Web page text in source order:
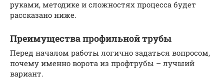
руками, методике и сложностях процесса будет
рассказано ниже.
Преимущества профильной трубы
Перед началом работы логично задаться вопросом,
почему именно ворота из профтрубы – лучший
вариант.